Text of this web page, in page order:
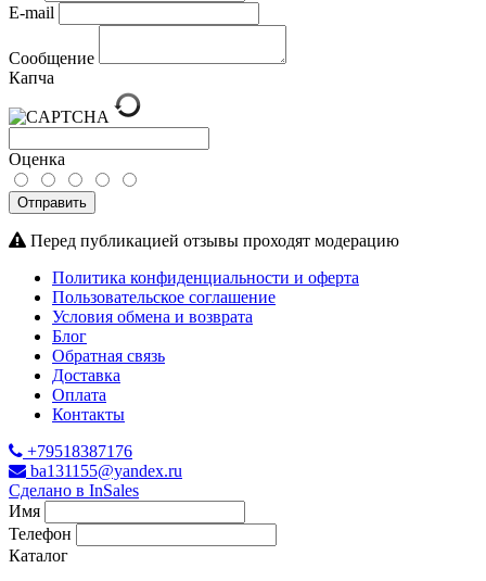
E-mail
Сообщение
Капча
Оценка
Отправить
Перед публикацией отзывы проходят модерацию
Политика конфиденциальности и оферта
Пользовательское соглашение
Условия обмена и возврата
Блог
Обратная связь
Доставка
Оплата
Контакты
+79518387176
ba131155@yandex.ru
Сделано в InSales
Имя
Телефон
Каталог